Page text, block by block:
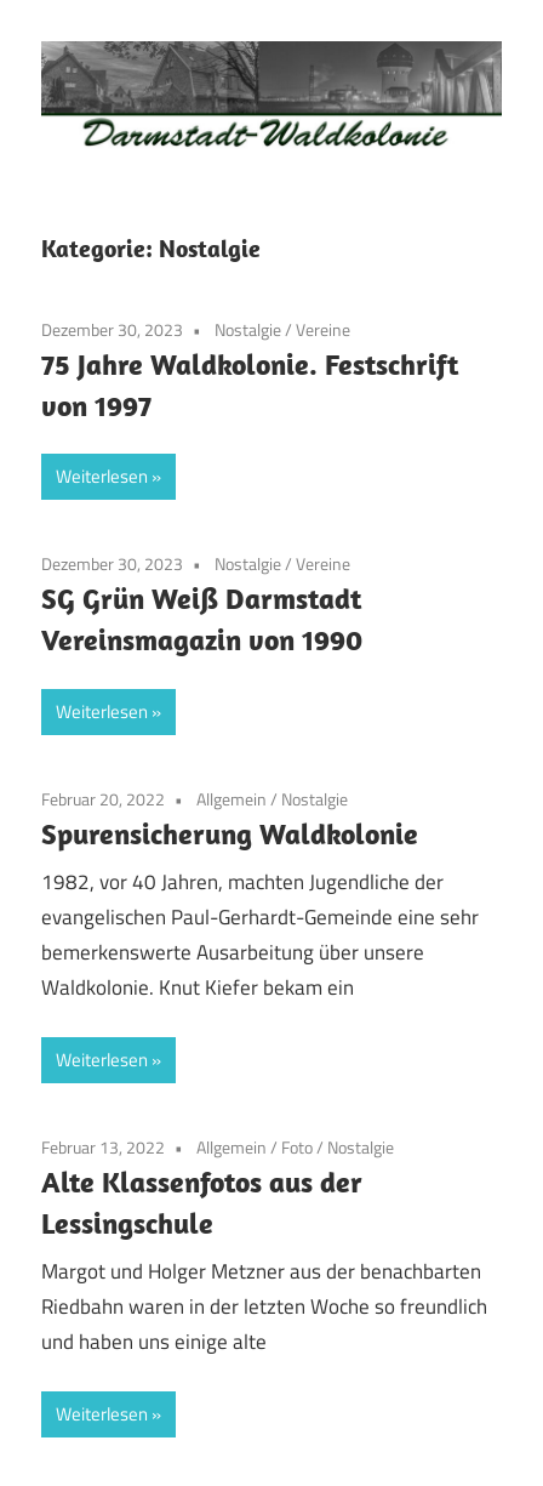
Inhalt
springen
Darmstadt
Altstadt
Weststadt
–
Darmstadt
Kategorie: Nostalgie
Dezember 30, 2023 Nostalgie/Vereine
75 Jahre Waldkolonie. Festschrift
von 1997
Weiterlesen
Dezember 30, 2023 Nostalgie/Vereine
SG Grün Weiß Darmstadt
Vereinsmagazin von 1990
Weiterlesen
Februar 20, 2022 Allgemein/ Nostalgie
Spurensicherung Waldkolonie
1982, vor 40 Jahren, machten Jugendliche der
evangelischen Paul-Gerhardt-Gemeinde eine sehr
bemerkenswerte Ausarbeitung über unsere
Waldkolonie. Knut Kiefer bekam ein
Weiterlesen
Februar 13, 2022 Allgemein/ Foto/ Nostalgie
Alte Klassenfotos aus der
Lessingschule
Margot und Holger Metzner aus der benachbarten
Riedbahn waren in der letzten Woche so freundlich
und haben uns einige alte
Weiterlesen